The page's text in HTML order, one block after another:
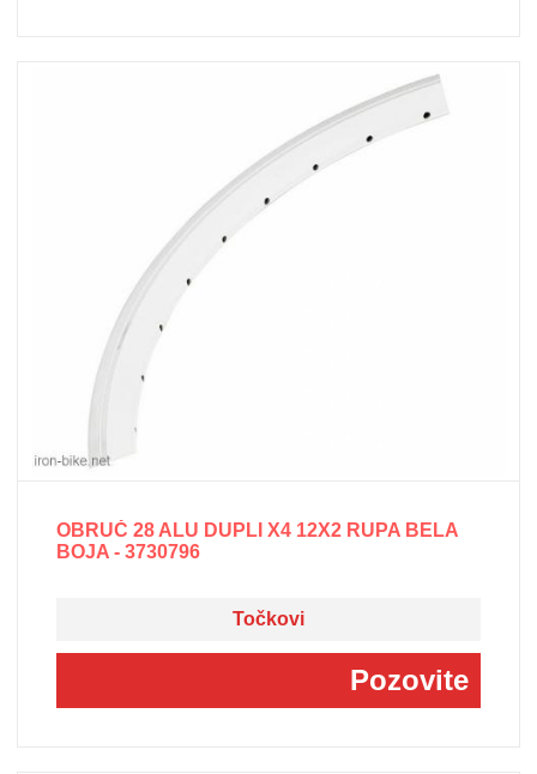
OBRUČ 28 ALU DUPLI X4 12X2 RUPA BELA
BOJA - 3730796
Točkovi
Pozovite